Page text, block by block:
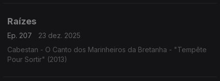
Raízes
Ep. 207
23 dez. 2025
Cabestan - O Canto dos Marinheiros da Bretanha - "Tempête
Pour Sortir" (2013)